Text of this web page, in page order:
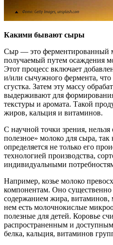
Какими бывают сыры
Сыр — это ферментированный
получаемый путем осаждения
Этот процесс включает
и/или сычужного фермента,
сгустка. Затем эту массу
выдерживают для
текстуры и аромата. Такой
жиров, кальция и витаминов.
С научной точки зрения,
полезное» молоко для сыра, так
определяется не только его
технологией производства,
индивидуальными
Например, козье молоко
компонентам. Оно существенно
содержанием жира, витаминов,
нем есть молочнокислые
полезные для детей. Коровье
распространенным и
белка, кальция, витаминов